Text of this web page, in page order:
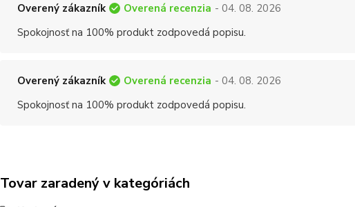
Overený zákazník Overená recenzia - 04. 08. 2026
Spokojnosť na 100% produkt zodpovedá popisu.
Overený zákazník Overená recenzia - 04. 08. 2026
Spokojnosť na 100% produkt zodpovedá popisu.
Tovar zaradený v kategóriách